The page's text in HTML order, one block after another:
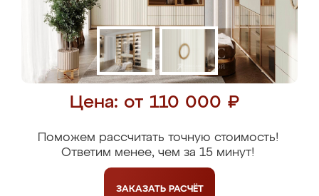
Цена: от 110 000 ₽
Поможем рассчитать точную стоимость!
Ответим менее, чем за 15 минут!
ЗАКАЗАТЬ РАСЧЁТ